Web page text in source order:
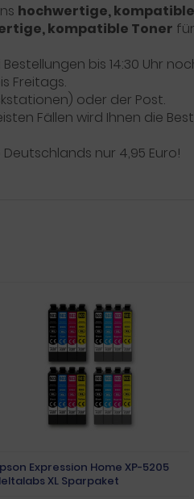
hochwertige,
kompatible Toner
bis 14:30 Uhr
Freitags.
oder der Post.
Fällen wird Ihnen die
nur 4,95 Euro!
Expression Home XP-5205
XL Sparpaket